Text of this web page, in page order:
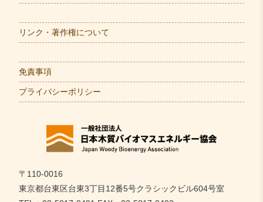
2025.5.8
2025.3.24
協会HPサーバーメンテナンスについて
木質バイオマス熱利用に関するサポートをご希望の方へ
算シートを掲載しました
2024.2.5
イベント情報
令和7年度 第3回会員向け勉強会を開催します
2026.1.9
イベント情報
WOOD BIO 交流プラットフォーム 令和7年度
WEB勉強会を開催します
2025.11.28
2025.9.25
リンク・著作権について
免責事項
プライバシーポリシー
〒110-0016
東京都台東区台東3丁目12番5号クラシックビル604号室